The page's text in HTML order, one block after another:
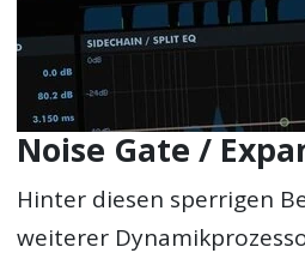
Noise Gate /
Hinter diesen sperrigen
weiterer